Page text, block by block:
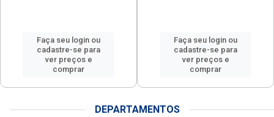
Faça seu login ou
cadastre-se para
ver preços e
comprar
Faça seu login ou
cadastre-se para
ver preços e
comprar
DEPARTAMENTOS